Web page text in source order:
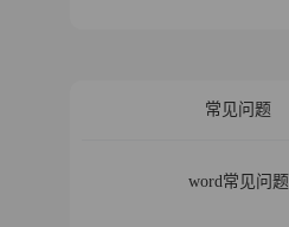
常见问题
word常见问题